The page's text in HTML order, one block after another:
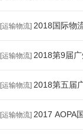
[运输物流] 2018国际物
[运输物流] 2018第9届
[运输物流] 2018第五届
[运输物流] 2017 AOPA